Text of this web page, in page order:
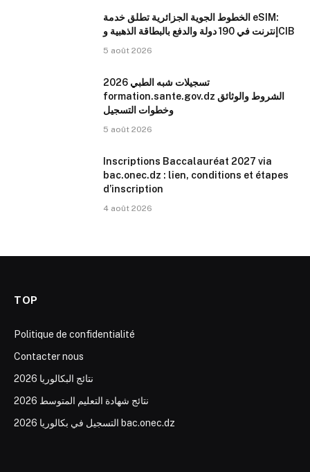
الخطوط الجوية الجزائرية تطلق خدمة eSIM:
إنترنت في 190 دولة والدفع بالبطاقة الذهبية وCIB
5 août 2026
تسجيلات شبه الطبي 2026
formation.sante.gov.dz الشروط والوثائق
وخطوات التسجيل
5 août 2026
Inscriptions Baccalauréat 2027 via
bac.onec.dz : lien, conditions et étapes
d’inscription
4 août 2026
TOP
Politique de confidentialité
Contacter nous
نتائج البكالوريا 2026
نتائج شهادة التعليم المتوسط 2026
التسجيل في بكالوريا 2026 bac.onec.dz